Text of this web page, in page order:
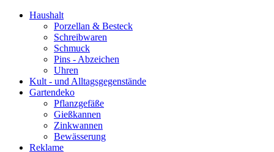
Haushalt
Porzellan & Besteck
Schreibwaren
Schmuck
Pins - Abzeichen
Uhren
Kult - und Alltagsgegenstände
Gartendeko
Pflanzgefäße
Gießkannen
Zinkwannen
Bewässerung
Reklame